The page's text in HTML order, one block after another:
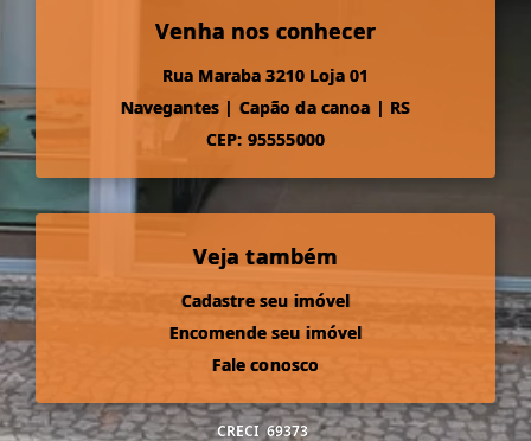
Venha nos conhecer
Rua Maraba 3210 Loja 01
Navegantes | Capão da canoa | RS
CEP: 95555000
Veja também
Cadastre seu imóvel
Encomende seu imóvel
Fale conosco
CRECI 69373